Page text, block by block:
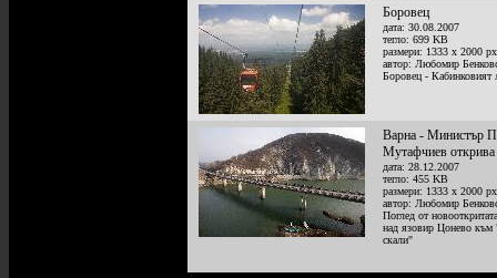
Боровец
дата: 30.08.2007
тегло: 699 KB
размери: 1333 x 2000
автор: Любомир
Боровец - Кабинковият
Варна - Министър
Мутафчиев открива
дата: 28.12.2007
тегло: 455 KB
размери: 1333 x 2000
автор: Любомир
Поглед от
над язовир Цонево към
скали"